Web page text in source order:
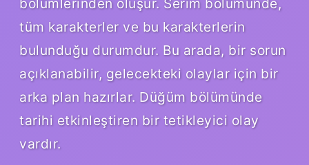
tüm karakterler ve bu karakterlerin
bulunduğu durumdur. Bu arada, bir sorun
açıklanabilir, gelecekteki olaylar için bir
arka plan hazırlar. Düğüm bölümünde
tarihi etkinleştiren bir tetikleyici olay
vardır.